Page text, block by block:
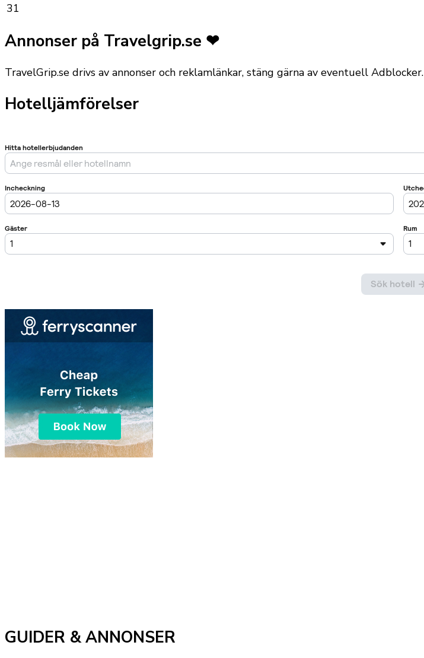
31
Annonser på Travelgrip.se ❤
TravelGrip.se drivs av annonser och reklamlänkar, stäng gärna av eventuell Adblocker.
Hotelljämförelser
GUIDER & ANNONSER